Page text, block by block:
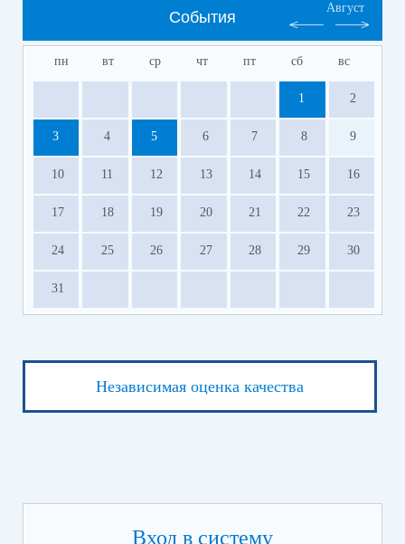
События
Август
пн вт ср чт пт сб вс
1 2
3 4 5 6 7 8 9
10 11 12 13 14 15 16
17 18 19 20 21 22 23
24 25 26 27 28 29 30
31
Независимая оценка качества
Вход в систему